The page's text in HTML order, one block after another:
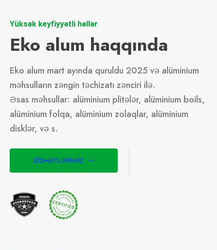
Yüksək keyfiyyətli həllər
Eko alum haqqında
Eko alum mart ayında quruldu 2025 və alüminium
məhsulların zəngin təchizatı zənciri ilə.
Əsas məhsullar: alüminium plitələr, alüminium boils,
alüminium folqa, alüminium zolaqlar, alüminium
disklər, və s.
XIDMƏTLƏRIMIZ